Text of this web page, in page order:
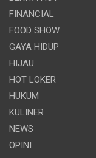
FINANCIAL
FOOD SHOW
GAYA HIDUP
HIJAU
HOT LOKER
HUKUM
KULINER
NEWS
OPINI